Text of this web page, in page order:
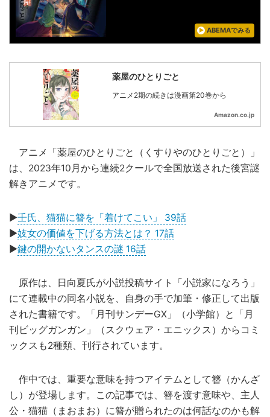
ABEMAでみる
薬屋のひとりごと
アニメ2期の続きは漫画第20巻から
Amazon.co.jp
アニメ「薬屋のひとりごと（くすりやのひとりごと）」
は、2023年10月から連続2クールで全国放送された後宮謎
解きアニメです。
▶壬氏、猫猫に簪を「着けてこい」 39話
▶妓女の価値を下げる方法とは？ 17話
▶鍵の開かないタンスの謎 16話
原作は、日向夏氏が小説投稿サイト「小説家になろう」
にて連載中の同名小説を、自身の手で加筆・修正して出版
された書籍です。「月刊サンデーGX」（小学館）と「月
刊ビッグガンガン」（スクウェア・エニックス）からコミ
ックスも2種類、刊行されています。
作中では、重要な意味を持つアイテムとして簪（かんざ
し）が登場します。この記事では、簪を渡す意味や、主人
公・猫猫（まおまお）に簪が贈られたのは何話なのかも解